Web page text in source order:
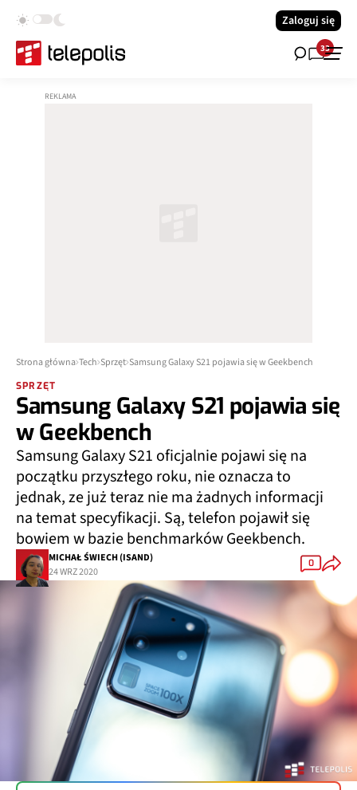
Zaloguj się
33
Strona główna Tech Sprzęt Samsung Galaxy S21 pojawia się w Geekbench
SPRZĘT
Samsung Galaxy S21 pojawia się
w Geekbench
Samsung Galaxy S21 oficjalnie pojawi się na
początku przyszłego roku, nie oznacza to
jednak, ze już teraz nie ma żadnych informacji
na temat specyfikacji. Są, telefon pojawił się
bowiem w bazie benchmarków Geekbench.
MICHAŁ ŚWIECH (ISAND)
24 WRZ 2020
0